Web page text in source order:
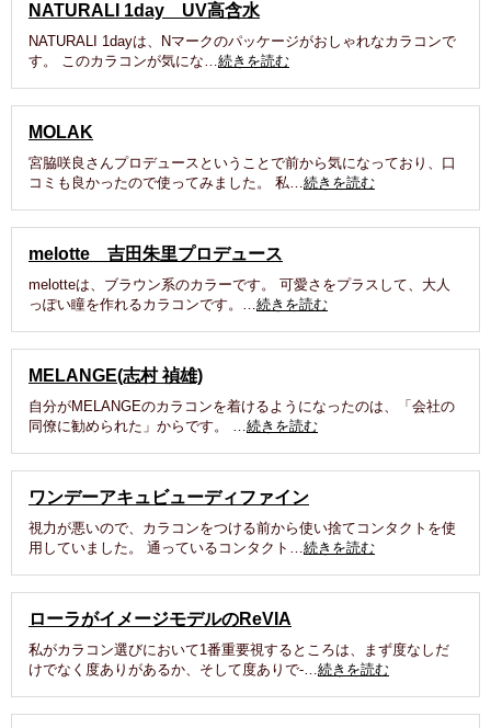
NATURALI 1day UV高含水
NATURALI 1dayは、Nマークのパッケージがおしゃれなカラコンで
す。 このカラコンが気にな…続きを読む
MOLAK
宮脇咲良さんプロデュースということで前から気になっており、口
コミも良かったので使ってみました。 私…続きを読む
melotte 吉田朱里プロデュース
melotteは、ブラウン系のカラーです。 可愛さをプラスして、大人
っぽい瞳を作れるカラコンです。…続きを読む
MELANGE(志村 禎雄)
自分がMELANGEのカラコンを着けるようになったのは、「会社の
同僚に勧められた」からです。 …続きを読む
ワンデーアキュビューディファイン
視力が悪いので、カラコンをつける前から使い捨てコンタクトを使
用していました。 通っているコンタクト…続きを読む
ローラがイメージモデルのReVIA
私がカラコン選びにおいて1番重要視するところは、まず度なしだ
けでなく度ありがあるか、そして度ありで-…続きを読む